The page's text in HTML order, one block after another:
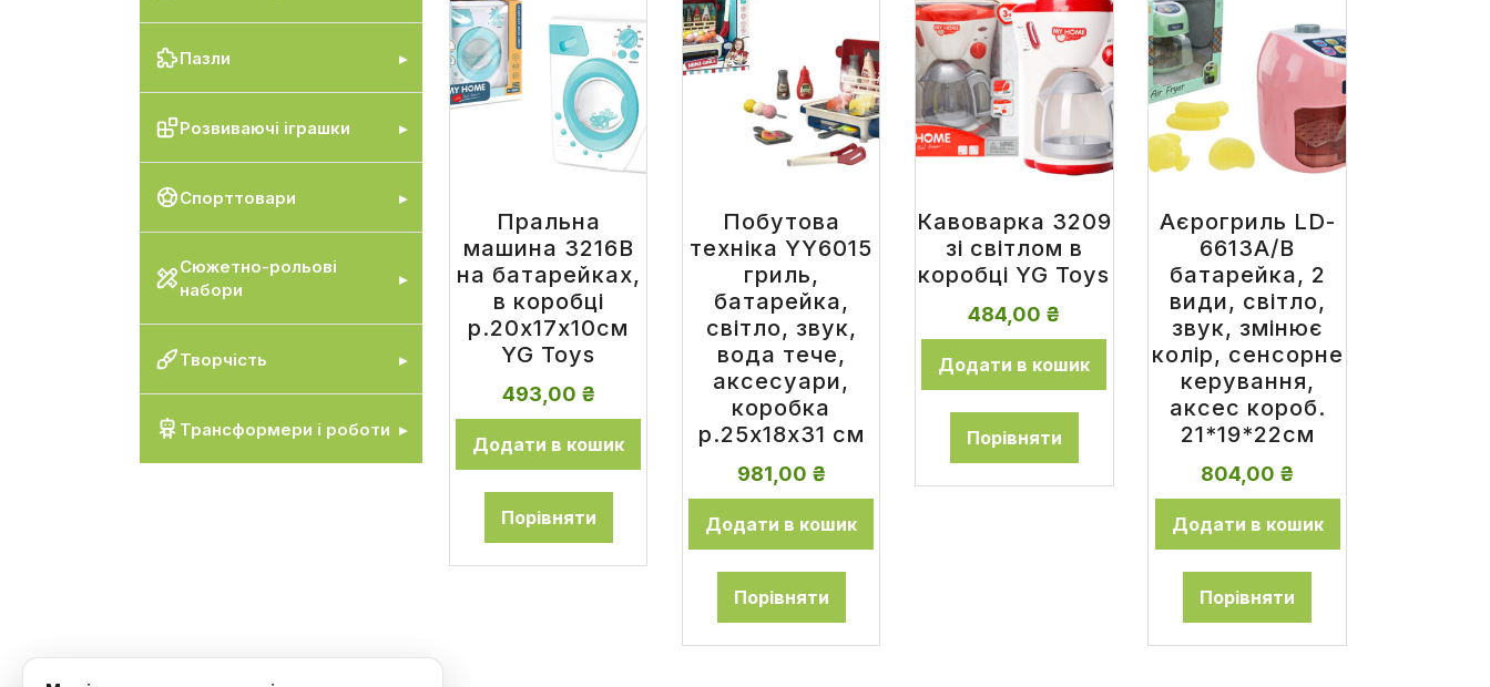
Пазли
Розвиваючі іграшки
Спорттовари
Сюжетно-рольові
набори
Творчість
Трансформери і роботи
Пральна
машина 3216B
на батарейках,
в коробці
р.20x17x10см
YG Toys
493,00 ₴
Додати в кошик
Порівняти
Побутова
техніка YY6015
гриль,
батарейка,
світло, звук,
вода тече,
аксесуари,
коробка
р.25x18x31 см
981,00 ₴
Додати в кошик
Порівняти
Кавоварка 3209
зі світлом в
коробці YG Toys
484,00 ₴
Додати в кошик
Порівняти
Аєрогриль LD-
6613A/B
батарейка, 2
види, світло,
звук, змінює
колір, сенсорне
керування,
аксес короб.
21*19*22см
804,00 ₴
Додати в кошик
Порівняти